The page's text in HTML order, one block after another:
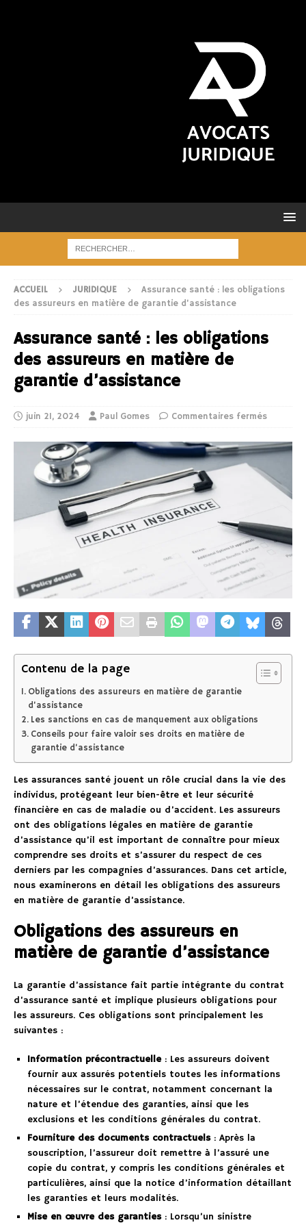
ACCUEIL JURIDIQUE
Assurance santé : les obligations
des assureurs en matière de garantie d’assistance
Assurance santé : les obligations
des assureurs en matière de
garantie d’assistance
juin 21, 2024 Paul Gomes Commentaires fermés
Contenu de la page
Obligations des assureurs en matière de garantie
d’assistance
Les sanctions en cas de manquement aux obligations
Conseils pour faire valoir ses droits en matière de
garantie d’assistance
Les assurances santé jouent un rôle crucial dans la vie des
individus, protégeant leur bien-être et leur sécurité
financière en cas de maladie ou d’accident. Les assureurs
ont des obligations légales en matière de garantie
d’assistance qu’il est important de connaître pour mieux
comprendre ses droits et s’assurer du respect de ces
derniers par les compagnies d’assurances. Dans cet article,
nous examinerons en détail les obligations des assureurs
en matière de garantie d’assistance.
Obligations des assureurs en
matière de garantie d’assistance
La garantie d’assistance fait partie intégrante du contrat
d’assurance santé et implique plusieurs obligations pour
les assureurs. Ces obligations sont principalement les
suivantes :
Information précontractuelle: Les assureurs doivent
fournir aux assurés potentiels toutes les informations
nécessaires sur le contrat, notamment concernant la
nature et l’étendue des garanties, ainsi que les
exclusions et les conditions générales du contrat.
Fourniture des documents contractuels: Après la
souscription, l’assureur doit remettre à l’assuré une
copie du contrat, y compris les conditions générales et
particulières, ainsi que la notice d’information détaillant
les garanties et leurs modalités.
Mise en œuvre des garanties: Lorsqu’un sinistre